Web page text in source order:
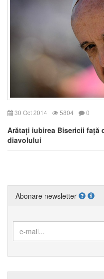
30 Oct 2014 5804 0
Arătați iubirea Bisericii față
diavolului
Abonare newsletter